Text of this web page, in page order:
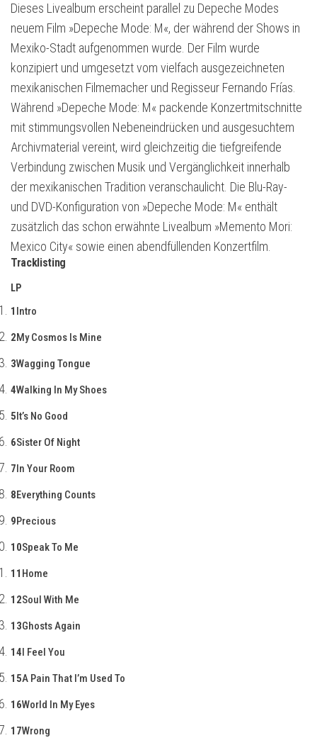
Dieses Livealbum erscheint parallel zu Depeche Modes
neuem Film »Depeche Mode: M«, der während der Shows in
Mexiko-Stadt aufgenommen wurde. Der Film wurde
konzipiert und umgesetzt vom vielfach ausgezeichneten
mexikanischen Filmemacher und Regisseur Fernando Frías.
Während »Depeche Mode: M« packende Konzertmitschnitte
mit stimmungsvollen Nebeneindrücken und ausgesuchtem
Archivmaterial vereint, wird gleichzeitig die tiefgreifende
Verbindung zwischen Musik und Vergänglichkeit innerhalb
der mexikanischen Tradition veranschaulicht. Die Blu-Ray-
und DVD-Konfiguration von »Depeche Mode: M« enthält
zusätzlich das schon erwähnte Livealbum »Memento Mori:
Mexico City« sowie einen abendfüllenden Konzertfilm.
Tracklisting
LP
1 Intro
2My Cosmos Is Mine
3Wagging Tongue
4Walking In My Shoes
5It’s No Good
6Sister Of Night
7In Your Room
8Everything Counts
9Precious
10Speak To Me
11 Home
12Soul With Me
13Ghosts Again
14I Feel You
15A Pain That I’m Used To
16World In My Eyes
17Wrong